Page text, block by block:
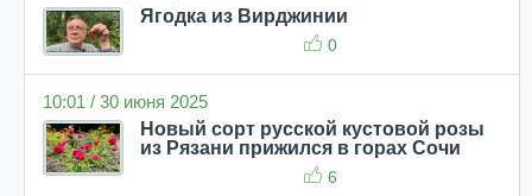
Ягодка из Вирджинии
0
10:01 / 30 июня 2025
Новый сорт русской кустовой розы
из Рязани прижился в горах Сочи
6